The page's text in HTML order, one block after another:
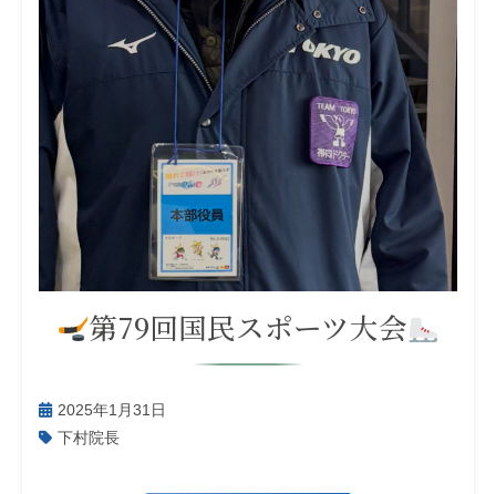
第79回国民スポーツ大会
2025年1月31日
下村院長